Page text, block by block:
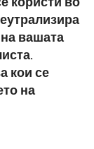
вашата
кои се
на